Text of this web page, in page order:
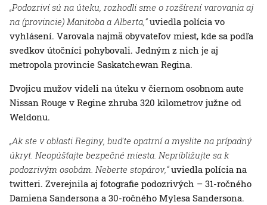
„Podozriví sú na úteku, rozhodli sme o rozšírení varovania aj
na (provincie) Manitoba a Alberta,“uviedla polícia vo
vyhlásení. Varovala najmä obyvateľov miest, kde sa podľa
svedkov útočníci pohybovali. Jedným z nich je aj
metropola provincie Saskatchewan Regina.
Dvojicu mužov videli na úteku v čiernom osobnom aute
Nissan Rouge v Regine zhruba 320 kilometrov južne od
Weldonu.
„Ak ste v oblasti Reginy, buďte opatrní a myslite na prípadný
úkryt. Neopúšťajte bezpečné miesta. Nepribližujte sa k
podozrivým osobám. Neberte stopárov,“uviedla polícia na
twitteri. Zverejnila aj fotografie podozrivých – 31-ročného
Damiena Sandersona a 30-ročného Mylesa Sandersona.